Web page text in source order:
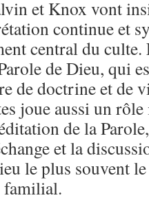
et Knox vont
continue et
central du culte.
de Dieu, qui
de doctrine et de
joue aussi un
de la
et la
le plus souvent
familial.